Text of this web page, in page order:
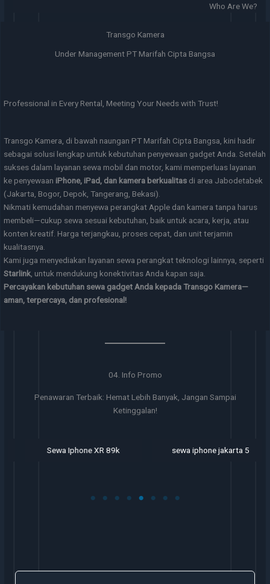
Who Are We?
Transgo Kamera
Under Management PT Marifah Cipta Bangsa
Professional in Every Rental, Meeting Your Needs with Trust!
Transgo Kamera, di bawah naungan PT Marifah Cipta Bangsa, kini hadir
sebagai solusi lengkap untuk kebutuhan penyewaan gadget Anda. Setelah
sukses dalam layanan sewa mobil dan motor, kami memperluas layanan
ke penyewaan iPhone, iPad, dan kamera berkualitas di area Jabodetabek
(Jakarta, Bogor, Depok, Tangerang, Bekasi).
Nikmati kemudahan menyewa perangkat Apple dan kamera tanpa harus
membeli—cukup sewa sesuai kebutuhan, baik untuk acara, kerja, atau
konten kreatif. Harga terjangkau, proses cepat, dan unit terjamin
kualitasnya.
Kami juga menyediakan layanan sewa perangkat teknologi lainnya, seperti
Starlink , untuk mendukung konektivitas Anda kapan saja.
Percayakan kebutuhan sewa gadget Anda kepada Transgo Kamera—
aman, terpercaya, dan profesional!
04. Info Promo
Penawaran Terbaik: Hemat Lebih Banyak, Jangan Sampai
Ketinggalan!
Sewa Iphone XR 89k sewa iphone jakarta 5